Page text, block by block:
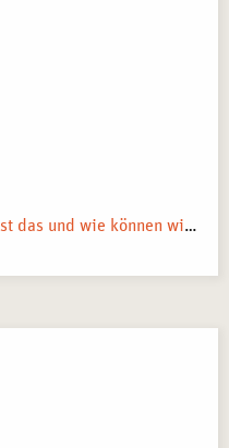
Gehirngerechtes Lernen – was ist das und wie können wir es anwenden?